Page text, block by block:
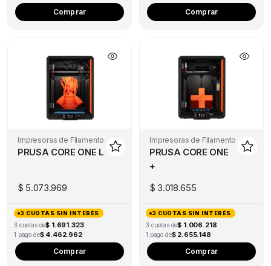
Comprar Comprar
Impresoras de Filamento
PRUSA CORE ONE L
$ 5.073.969
3 CUOTAS SIN INTERÉS
3 cuotas de$ 1.691.323
1 pago de$ 4.462.962
Comprar
Impresoras de Filamento
PRUSA CORE ONE
+
$ 3.018.655
3 CUOTAS SIN INTERÉS
3 cuotas de$ 1.006.218
1 pago de$ 2.655.148
Comprar